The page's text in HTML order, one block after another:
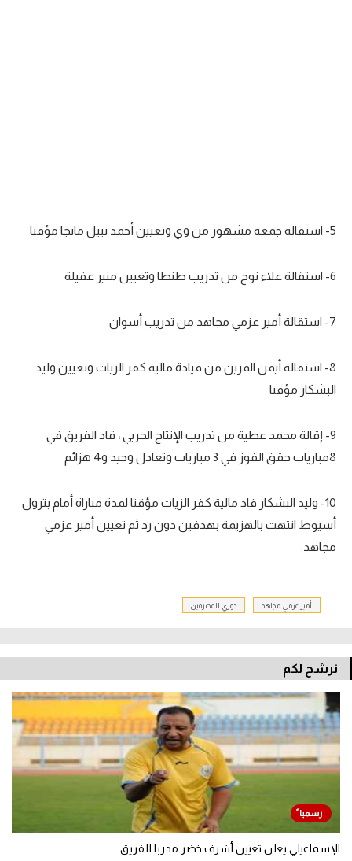
5- استقالة جمعة مشهور من وي وتعيين أحمد نبيل مانجا مؤقتا
6- استقالة علاء نوح من تدريب طنطا وتعيين منير عقيلة
7- استقالة أمير عزمي مجاهد من تدريب أسوان
8- استقالة أيمن المزين من قيادة مالية كفر الزيات وتعيين وليد
البشكار مؤقتا
9- إقالة محمد عطية من تدريب الإنتاج الحربي ، قاد الفريق في
8مباريات حقق الفوز في 3 مباريات وتعادل وحيد و4 هزائم
10- وليد البشكار قاد مالية كفر الزيات مؤقتا لمدة مباراة أمام بترول
أسيوط انتهت بالهزيمة بهدفين دون رد ثم تعيين أمير عزمي
مجاهد.
أمير عزمي مجاهد دوري المحترفين
نرشح لكم
الإسماعيلي يعلن تعيين أشرف خضر مدربا للفريق